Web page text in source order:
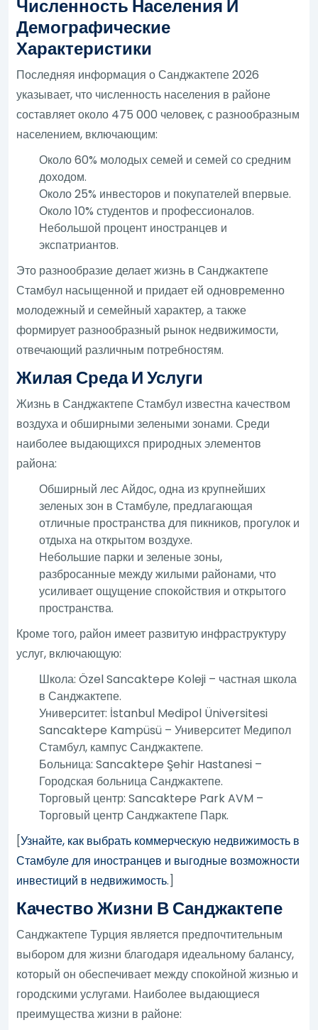
Численность Населения И
Демографические
Характеристики
Последняя информация о Санджактепе 2026
указывает, что численность населения в районе
составляет около 475 000 человек, с разнообразным
населением, включающим:
Около 60% молодых семей и семей со средним
доходом.
Около 25% инвесторов и покупателей впервые.
Около 10% студентов и профессионалов.
Небольшой процент иностранцев и
экспатриантов.
Это разнообразие делает жизнь в Санджактепе
Стамбул насыщенной и придает ей одновременно
молодежный и семейный характер, а также
формирует разнообразный рынок недвижимости,
отвечающий различным потребностям.
Жилая Среда И Услуги
Жизнь в Санджактепе Стамбул известна качеством
воздуха и обширными зелеными зонами. Среди
наиболее выдающихся природных элементов
района:
Обширный лес Айдос, одна из крупнейших
зеленых зон в Стамбуле, предлагающая
отличные пространства для пикников, прогулок и
отдыха на открытом воздухе.
Небольшие парки и зеленые зоны,
разбросанные между жилыми районами, что
усиливает ощущение спокойствия и открытого
пространства.
Кроме того, район имеет развитую инфраструктуру
услуг, включающую:
Школа: Özel Sancaktepe Koleji – частная школа
в Санджактепе.
Университет: İstanbul Medipol Üniversitesi
Sancaktepe Kampüsü – Университет Медипол
Стамбул, кампус Санджактепе.
Больница: Sancaktepe Şehir Hastanesi –
Городская больница Санджактепе.
Торговый центр: Sancaktepe Park AVM –
Торговый центр Санджактепе Парк.
[Узнайте, как выбрать коммерческую недвижимость в
Стамбуле для иностранцев и выгодные возможности
инвестиций в недвижимость.]
Качество Жизни В Санджактепе
Санджактепе Турция является предпочтительным
выбором для жизни благодаря идеальному балансу,
который он обеспечивает между спокойной жизнью и
городскими услугами. Наиболее выдающиеся
преимущества жизни в районе: